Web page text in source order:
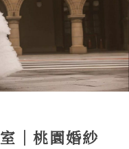
｜桃園婚紗